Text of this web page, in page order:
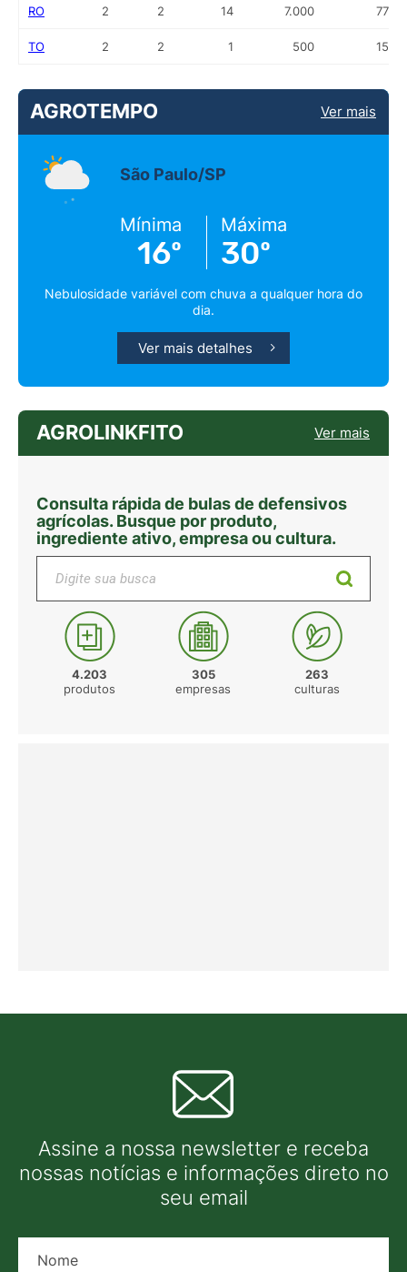
RO 2 2 14 7.000 77
TO 2 2 1 500 15
AGROTEMPO Ver mais
São Paulo/SP
Mínima
16º
Máxima
30º
Nebulosidade variável com chuva a qualquer hora do
dia.
Ver mais detalhes
AGROLINKFITO Ver mais
Consulta rápida de bulas de defensivos
agrícolas. Busque por produto,
ingrediente ativo, empresa ou cultura.
Digite sua busca
4.203
produtos
305
empresas
263
culturas
Assine a nossa newsletter e receba
nossas notícias e informações direto no
seu email